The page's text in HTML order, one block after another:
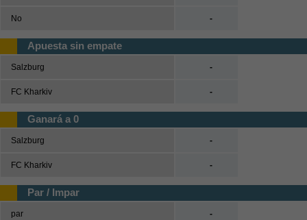
No -
Apuesta sin empate
Salzburg
FC Kharkiv
-
-
Ganará a 0
Salzburg
FC Kharkiv
-
-
Par / Impar
par -